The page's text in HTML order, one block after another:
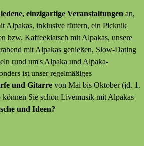
einzigartige Veranstaltungen an,
Alpakas, inklusive füttern, ein Picknik
bzw. Kaffeeklatsch mit Alpakas, unsere
mit Alpakas genießen, Slow-Dating
rund um's Alpaka und Alpaka-
ist unser regelmäßiges
und Gitarre von Mai bis Oktober (jd. 1.
Sie schon Livemusik mit Alpakas
und Ideen?